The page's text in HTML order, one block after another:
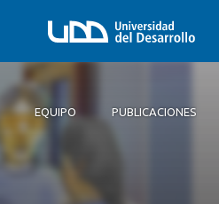
EQUIPO PUBLICACIONES